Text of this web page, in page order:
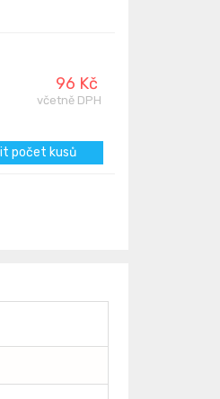
96 Kč
včetně DPH
počet kusů